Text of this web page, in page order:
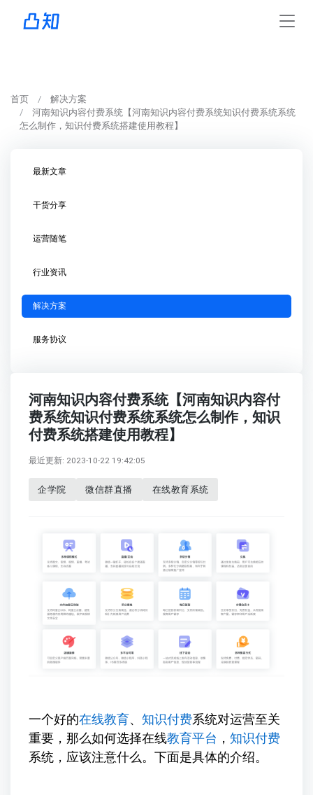
首页
解决方案
河南知识内容付费系统【河南知识内容付费系统知识付费系统系统
怎么制作，知识付费系统搭建使用教程】
最新文章
干货分享
运营随笔
行业资讯
解决方案
服务协议
河南知识内容付费系统【河南知识内容付
费系统知识付费系统系统怎么制作，知识
付费系统搭建使用教程】
最近更新: 2023-10-22 19:42:05
企学院 微信群直播 在线教育系统
一个好的在线教育、 知识付费系统对运营至关
重要，那么如何选择在线教育平台 ， 知识付费
系统，应该注意什么。下面是具体的介绍。